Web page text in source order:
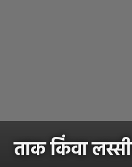
ताक किंवा लस्सी